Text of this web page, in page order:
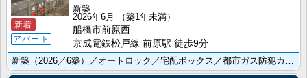
新着
アパート
新築
2026年6月
（築1年未満）
船橋市前原西
京成電鉄松戸線 前原駅 徒歩9分
新築（2026／6築）／オートロック／宅配ボックス／都市ガス防犯カメラ／追い焚き機能／浴室乾燥機／温･･･